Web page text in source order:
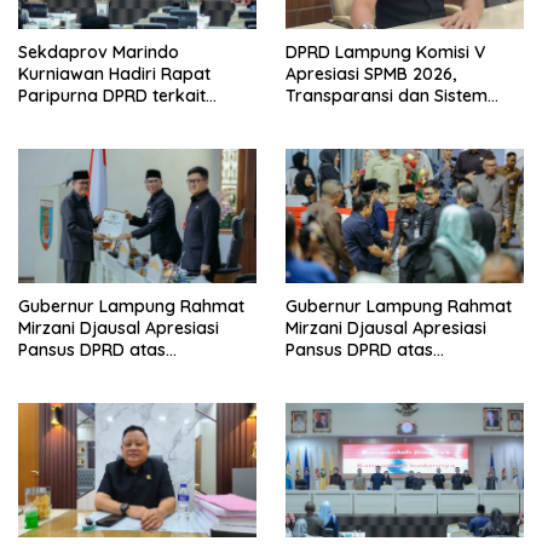
Sekdaprov Marindo
Kurniawan Hadiri Rapat
Paripurna DPRD terkait
Daerah Provinsi Lampung
Tahun 2026
DPRD Lampung Komisi V
Apresiasi SPMB 2026,
Transparansi dan Sistem
yang Sukses
Gubernur Lampung Rahmat
Mirzani Djausal Apresiasi
Pansus DPRD atas
Rapat Paripurna DPRD
Lampung
Gubernur Lampung Rahmat
Mirzani Djausal Apresiasi
Pansus DPRD atas
Rapat Paripurna DPRD
Lampung